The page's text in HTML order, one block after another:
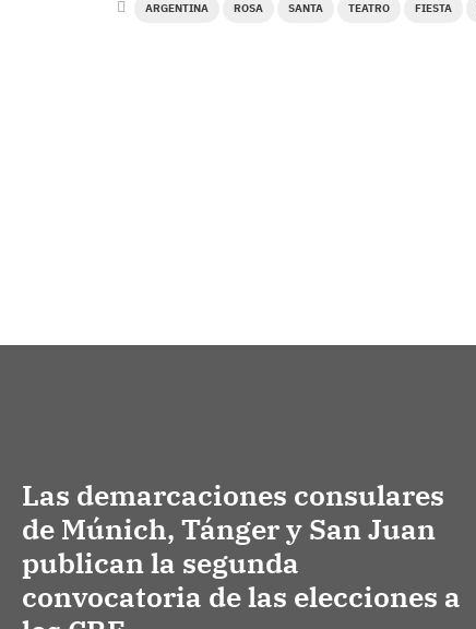
ARGENTINA ROSA SANTA TEATRO FIESTA
Las demarcaciones consulares
de Múnich, Tánger y San Juan
publican la segunda
convocatoria de las elecciones a